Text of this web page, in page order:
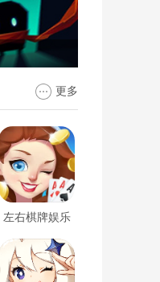
更多
左右棋牌娱乐